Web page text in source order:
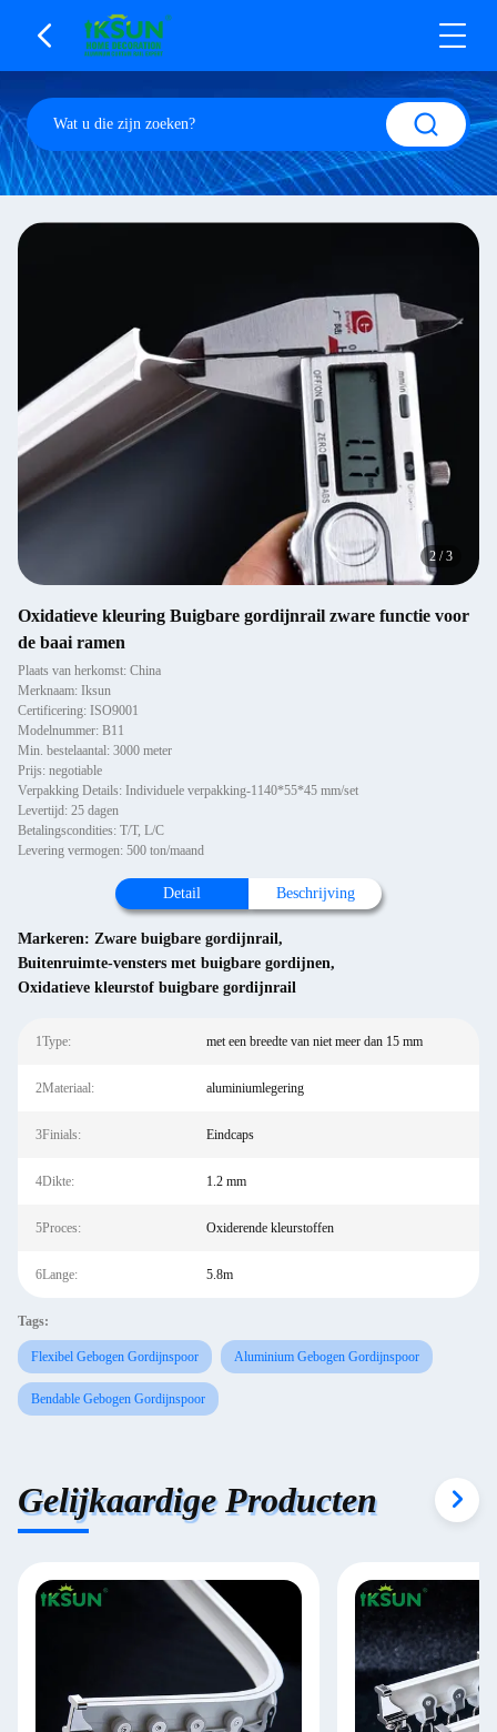
2 /3
Oxidatieve kleuring Buigbare gordijnrail zware functie voor
de baai ramen
Plaats van herkomst: China
Merknaam: Iksun
Certificering: ISO9001
Modelnummer: B11
Min. bestelaantal: 3000 meter
Prijs: negotiable
Verpakking Details: Individuele verpakking-1140*55*45 mm/set
Levertijd: 25 dagen
Betalingscondities: T/T, L/C
Levering vermogen: 500 ton/maand
Detail Beschrijving
Markeren: Zware buigbare gordijnrail,
Buitenruimte-vensters met buigbare gordijnen,
Oxidatieve kleurstof buigbare gordijnrail
1Type: met een breedte van niet meer dan 15 mm
2Materiaal: aluminiumlegering
3Finials: Eindcaps
4Dikte: 1.2 mm
5Proces: Oxiderende kleurstoffen
6Lange: 5.8m
Tags:
Flexibel Gebogen Gordijnspoor Aluminium Gebogen Gordijnspoor
Bendable Gebogen Gordijnspoor
Gelijkaardige Producten